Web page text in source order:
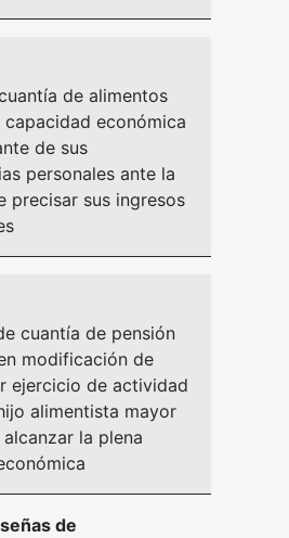
de alimentos
económica
de sus
personales ante la
precisar sus ingresos
cuantía de pensión
modificación de
ejercicio de actividad
alimentista mayor
la plena
de